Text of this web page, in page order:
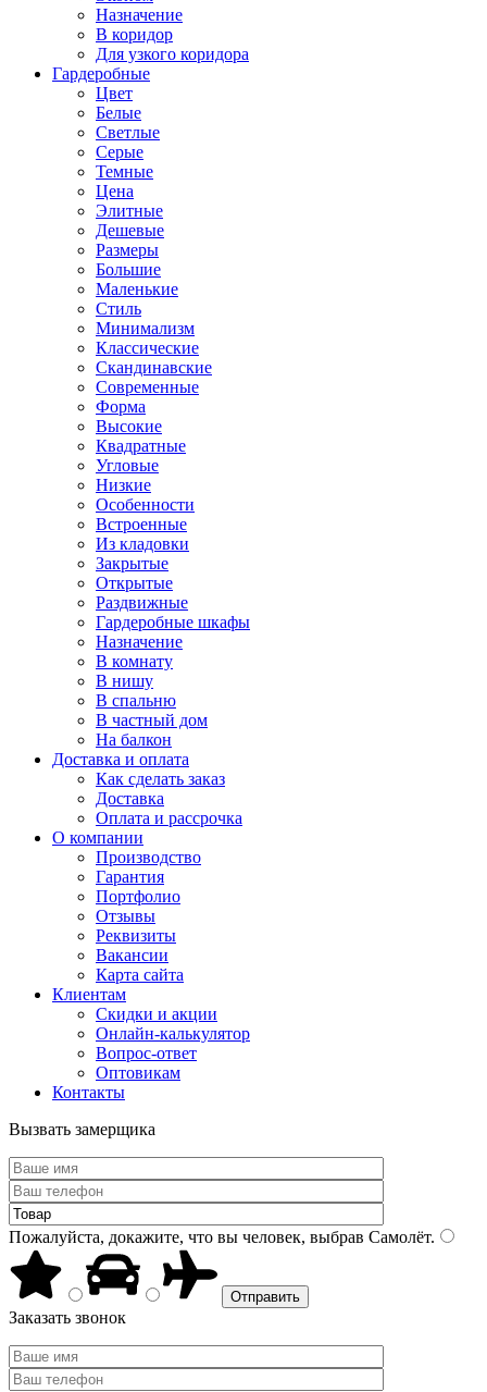
Назначение
В коридор
Для узкого коридора
Гардеробные
Цвет
Белые
Светлые
Серые
Темные
Цена
Элитные
Дешевые
Размеры
Большие
Маленькие
Стиль
Минимализм
Классические
Скандинавские
Современные
Форма
Высокие
Квадратные
Угловые
Низкие
Особенности
Встроенные
Из кладовки
Закрытые
Открытые
Раздвижные
Гардеробные шкафы
Назначение
В комнату
В нишу
В спальню
В частный дом
На балкон
Доставка и оплата
Как сделать заказ
Доставка
Оплата и рассрочка
О компании
Производство
Гарантия
Портфолио
Отзывы
Реквизиты
Вакансии
Карта сайта
Клиентам
Скидки и акции
Онлайн-калькулятор
Вопрос-ответ
Оптовикам
Контакты
Вызвать замерщика
Пожалуйста, докажите, что вы человек, выбрав Самолёт.
Заказать звонок